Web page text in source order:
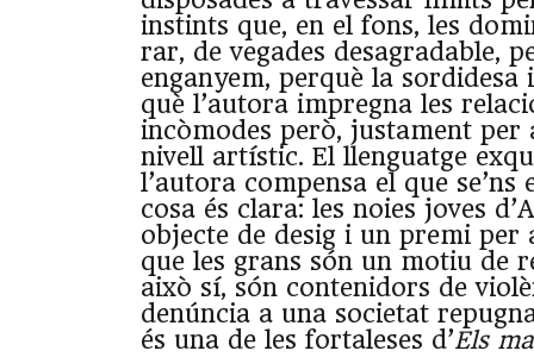
instints que, en el fons, les
rar, de vegades desagradable,
enganyem, perquè la
què l’autora impregna les
incòmodes però, justament per
nivell artístic. El llenguatge
l’autora compensa el que se’ns
cosa és clara: les noies joves
objecte de desig i un premi per
que les grans són un motiu de
això sí, són contenidors de
denúncia a una societat
és una de les fortaleses d’Els